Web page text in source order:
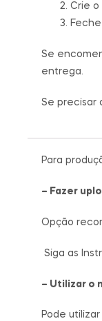
Crie o
Se
entrega.
Se precisar
Para
– Fazer
Opção
Siga as
– Utilizar o
Pode